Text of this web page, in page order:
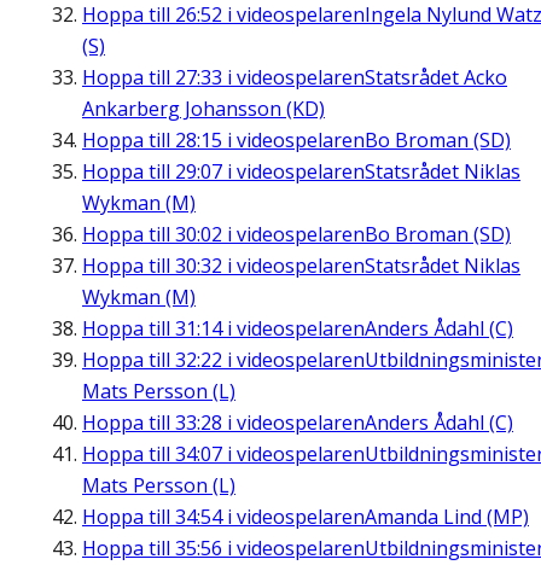
Hoppa till 26:52 i videospelarenIngela Nylund Watz
(S)
Hoppa till 27:33 i videospelarenStatsrådet Acko
Ankarberg Johansson (KD)
Hoppa till 28:15 i videospelarenBo Broman (SD)
Hoppa till 29:07 i videospelarenStatsrådet Niklas
Wykman (M)
Hoppa till 30:02 i videospelarenBo Broman (SD)
Hoppa till 30:32 i videospelarenStatsrådet Niklas
Wykman (M)
Hoppa till 31:14i videospelarenAnders Ådahl (C)
Hoppa till 32:22 i videospelaren
Mats Persson (L)
Hoppa till 33:28 i videospelarenAnders Ådahl (C)
Hoppa till 34:07 i videospelaren
Mats Persson (L)
Hoppa till 34:54i videospelarenAmanda Lind (MP)
Hoppa till 35:56 i videospelaren